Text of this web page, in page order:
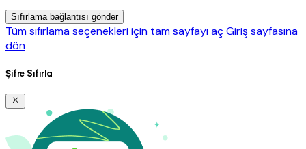
Sıfırlama bağlantısı gönder
Tüm sıfırlama seçenekleri için tam sayfayı açGiriş sayfasına
dön
Şifre Sıfırla